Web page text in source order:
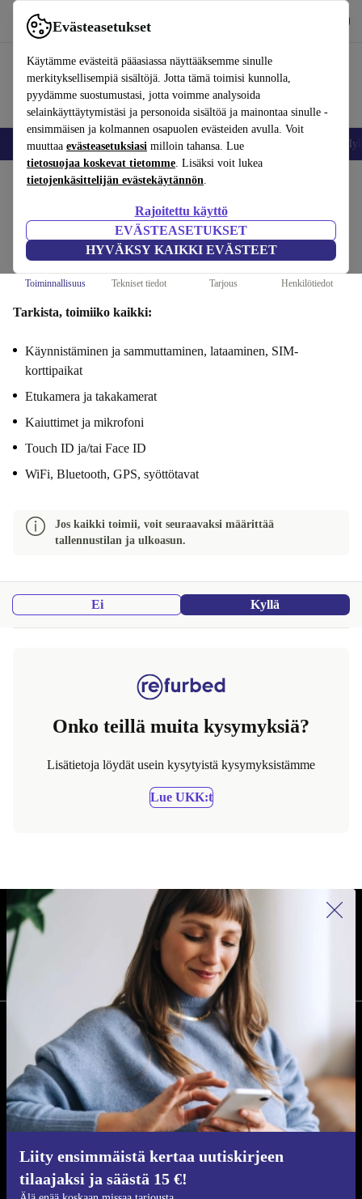
Evästeasetukset
Käytämme evästeitä pääasiassa näyttääksemme sinulle
merkityksellisempiä sisältöjä. Jotta tämä toimisi kunnolla,
pyydämme suostumustasi, jotta voimme analysoida
selainkäyttäytymistäsi ja personoida sisältöä ja mainontaa sinulle -
ensimmäisen ja kolmannen osapuolen evästeiden avulla. Voit
muuttaa evästeasetuksiasi milloin tahansa. Lue
tietosuojaa koskevat tietomme. Lisäksi voit lukea
tietojenkäsittelijän evästekäytännön.
Rajoitettu käyttö
EVÄSTEASETUKSET
HYVÄKSY KAIKKI EVÄSTEET
Käytä refurbed-palvelua nopeasti ja helposti
Matkapuhelimet ja älypuhelimet Kannettavat tietokoneet
Toiminnallisuus
Vaiheet 1/4
Toiminnallisuus Tekniset tiedot Tarjous Henkilötiedot
Tarkista, toimiiko kaikki:
Käynnistäminen ja sammuttaminen, lataaminen, SIM-
korttipaikat
Etukamera ja takakamerat
Kaiuttimet ja mikrofoni
Touch ID ja/tai Face ID
WiFi, Bluetooth, GPS, syöttötavat
Jos kaikki toimii, voit seuraavaksi määrittää
tallennustilan ja ulkoasun.
Ei Kyllä
Onko teillä muita kysymyksiä?
Lisätietoja löydät usein kysytyistä kysymyksistämme
Lue UKK:t
Liity ensimmäistä kertaa uutiskirjeen
tilaajaksi ja säästä 15 €!
REFURBED SUOMI - RETHINK NEW.
SEURAA MEITÄ
YRITYS
Miksi refurbed
Kunnostusprosessi
Kestävyys
Laatu
Tietoa meistä